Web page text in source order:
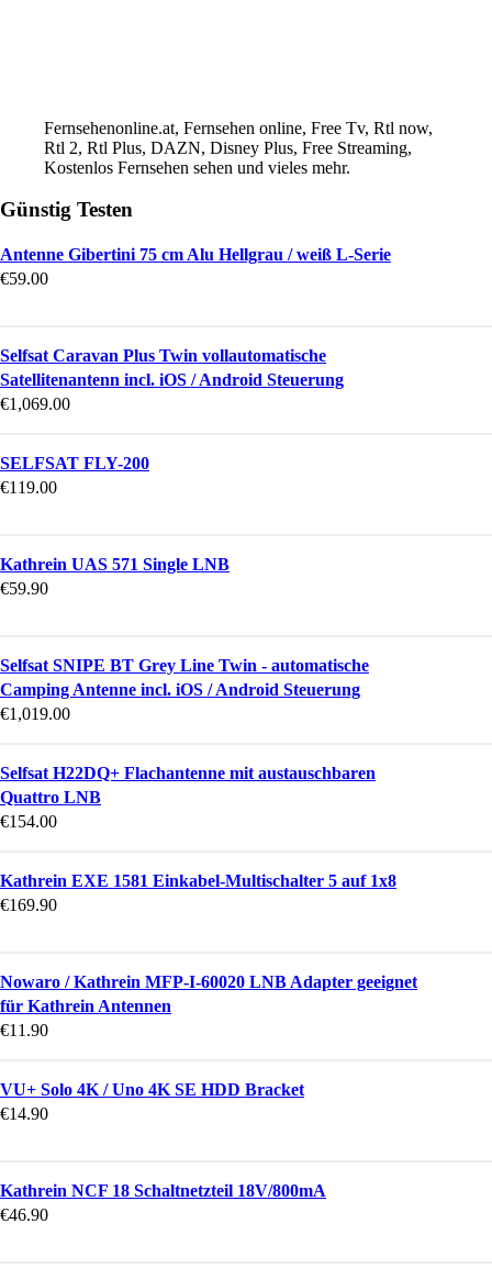
Fernsehenonline.at, Fernsehen online, Free Tv, Rtl now,
Rtl 2, Rtl Plus, DAZN, Disney Plus, Free Streaming,
Kostenlos Fernsehen sehen und vieles mehr.
Günstig Testen
Antenne Gibertini 75 cm Alu Hellgrau / weiß L-Serie
€59.00
Selfsat Caravan Plus Twin vollautomatische
Satellitenantenn incl. iOS / Android Steuerung
€1,069.00
SELFSAT FLY-200
€119.00
Kathrein UAS 571 Single LNB
€59.90
Selfsat SNIPE BT Grey Line Twin - automatische
Camping Antenne incl. iOS / Android Steuerung
€1,019.00
Selfsat H22DQ+ Flachantenne mit austauschbaren
Quattro LNB
€154.00
Kathrein EXE 1581 Einkabel-Multischalter 5 auf 1x8
€169.90
Nowaro / Kathrein MFP-I-60020 LNB Adapter geeignet
für Kathrein Antennen
€11.90
VU+ Solo 4K / Uno 4K SE HDD Bracket
€14.90
Kathrein NCF 18 Schaltnetzteil 18V/800mA
€46.90